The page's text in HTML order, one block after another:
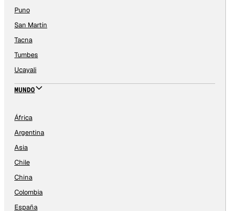
Puno
San Martín
Tacna
Tumbes
Ucayali
MUNDO
África
Argentina
Asia
Chile
China
Colombia
España